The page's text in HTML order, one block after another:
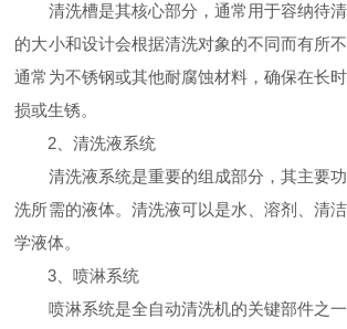
清洗槽是其核心部分，通常用于容纳待清
的大小和设计会根据清洗对象的不同而有所
通常为不锈钢或其他耐腐蚀材料，确保在长
损或生锈。
2、清洗液系统
清洗液系统是重要的组成部分，其主要功
洗所需的液体。清洗液可以是水、溶剂、清
学液体。
3、喷淋系统
喷淋系统是全自动清洗机的关键部件之一